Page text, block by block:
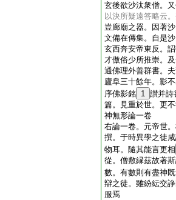
玄後欲沙汰衆僧。
以決所疑遠答略云
豈廊廟之器。因著
文備在傳集。自是
玄西奔安帝東反。
才傲俗少所推崇。
通佛理外善群書。
廬阜三十餘年。影
序佛影銘 1 讃并詩
篇。見重於世。更
神無形論一卷
右論一卷。元帝世
撰。于時異學之徒
物耳。隨其能言更相
從。僧敷縁茲故著
數。有數則有盡神
辯之徒。雖紛紜交
服焉